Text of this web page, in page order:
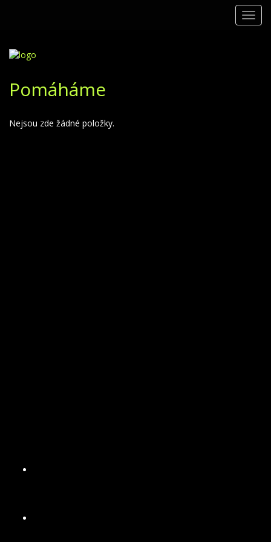
Pomáháme
Nejsou zde žádné položky.